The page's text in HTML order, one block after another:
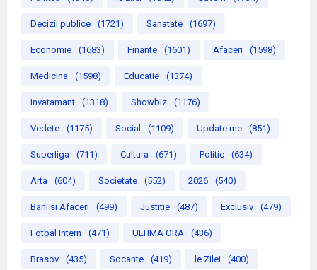
Decizii publice (1721) Sanatate (1697)
Economie (1683) Finante (1601) Afaceri (1598)
Medicina (1598) Educatie (1374)
Invatamant (1318) Showbiz (1176)
Vedete (1175) Social (1109) Update me (851)
Superliga (711) Cultura (671) Politic (634)
Arta (604) Societate (552) 2026 (540)
Bani si Afaceri (499) Justitie (487) Exclusiv (479)
Fotbal Intern (471) ULTIMA ORA (436)
Brasov (435) Socante (419) le Zilei (400)